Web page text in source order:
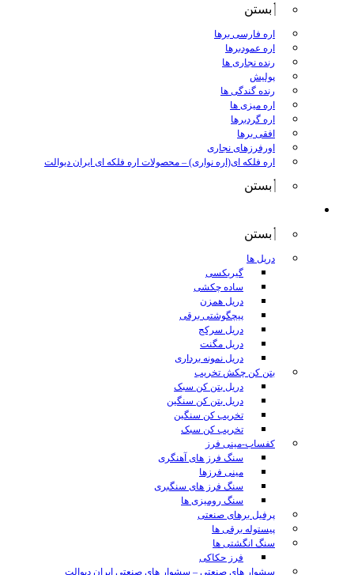
بستن
اره فارسی برها
اره عمودبرها
رنده نجاری ها
پولیش
رنده گندگی ها
اره میزی ها
اره گردبرها
افقی برها
اورفرزهای نجاری
اره فلکه ای(اره نواری) – محصولات اره فلکه ای ایران دیوالت
بستن
بستن
دریل ها
گیربکسی
ساده چکشی
دریل همزن
پیچگوشتی برقی
دریل سرکج
دریل مگنت
دریل نمونه برداری
بتن کن چکش تخریب
دریل بتن کن سبک
دریل بتن کن سنگین
تخریب کن سنگین
تخریب کن سبک
کفساب-مینی فرز
سنگ فرز های آهنگری
مینی فرزها
سنگ فرز های سنگبری
سنگ رومیزی ها
پرفیل برهای صنعتی
پیستوله برقی ها
سنگ انگشتی ها
فرز حکاکی
سشوار های صنعتی – سشوار های صنعتی ایران دیوالت